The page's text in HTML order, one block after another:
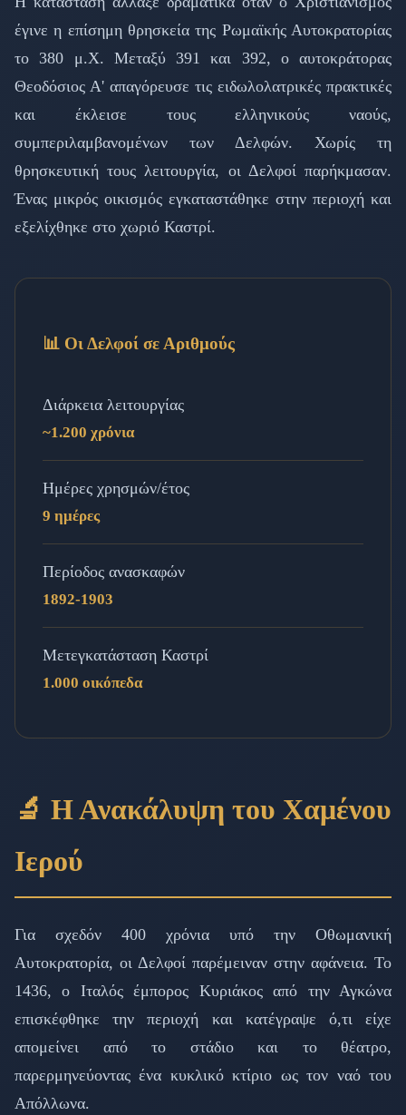
έγινε η επίσημη θρησκεία της Ρωμαϊκής Αυτοκρατορίας
το 380 μ.Χ. Μεταξύ 391 και 392, ο αυτοκράτορας
Θεοδόσιος Α' απαγόρευσε τις ειδωλολατρικές πρακτικές
και έκλεισε τους ελληνικούς ναούς,
συμπεριλαμβανομένων των Δελφών. Χωρίς τη
θρησκευτική τους λειτουργία, οι Δελφοί παρήκμασαν.
Ένας μικρός οικισμός εγκαταστάθηκε στην περιοχή και
εξελίχθηκε στο χωριό Καστρί.
📊 Οι Δελφοί σε Αριθμούς
Διάρκεια λειτουργίας
~1.200 χρόνια
Ημέρες χρησμών/έτος
9 ημέρες
Περίοδος ανασκαφών
1892-1903
Μετεγκατάσταση Καστρί
1.000 οικόπεδα
🔬 Η Ανακάλυψη του Χαμένου
Ιερού
Για σχεδόν 400 χρόνια υπό την Οθωμανική
Αυτοκρατορία, οι Δελφοί παρέμειναν στην αφάνεια. Το
1436, ο Ιταλός έμπορος Κυριάκος από την Αγκώνα
επισκέφθηκε την περιοχή και κατέγραψε ό,τι είχε
απομείνει από το στάδιο και το θέατρο,
παρερμηνεύοντας ένα κυκλικό κτίριο ως τον ναό του
Απόλλωνα.